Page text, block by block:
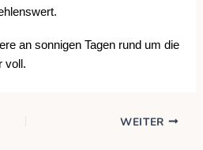
an sonnigen Tagen rund um die
voll.
WEITER